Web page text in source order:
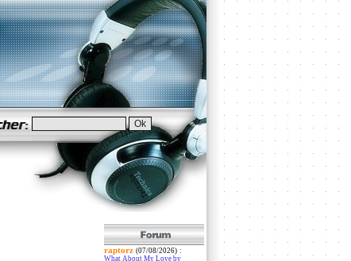
raptorz (07/08/2026):
What About My Love by